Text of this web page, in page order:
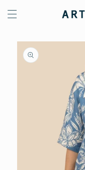
directamente
al contenido
directamente
información